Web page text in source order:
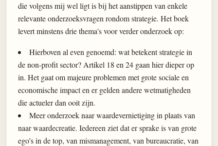
die volgens mij wel ligt is bij het aanstippen van enkele
relevante onderzoeksvragen rondom strategie. Het boek
levert minstens drie thema's voor verder onderzoek op:
Hierboven al even genoemd: wat betekent strategie in
de non-profit sector? Artikel 18 en 24 gaan hier dieper op
in. Het gaat om majeure problemen met grote sociale en
economische impact en er gelden andere wetmatigheden
die actueler dan ooit zijn.
Meer onderzoek naar waardevernietiging in plaats van
naar waardecreatie. Iedereen ziet dat er sprake is van grote
ego's in de top, van mismanagement, van bureaucratie, van